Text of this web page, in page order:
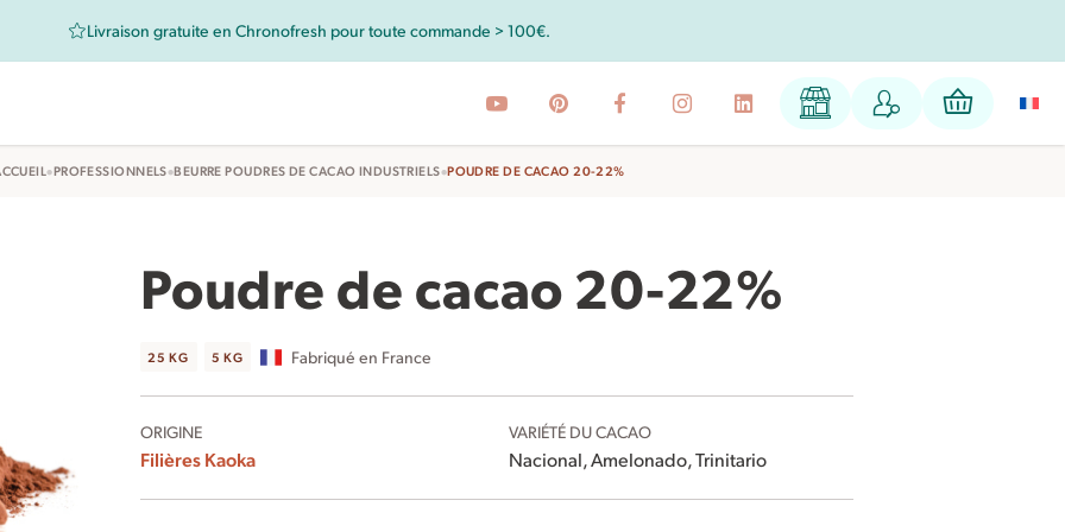
Livraison gratuite en Chronofresh pour toute commande > 100€.
•PROFESSIONNELS•BEURRE POUDRES DE CACAO INDUSTRIELS•POUDRE DE CACAO 20-22%
Poudre de cacao 20-22%
25 KG 5 KG Fabriqué en France
ORIGINE
Filières Kaoka
VARIÉTÉ DU CACAO
Nacional, Amelonado, Trinitario